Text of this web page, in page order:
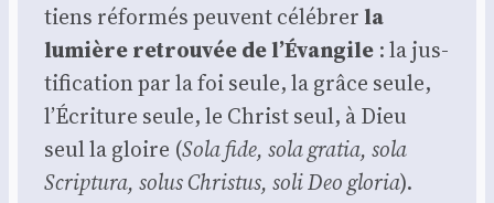
tiens réfor­més peuvent célé­brer la
lumière retrou­vée de l’Évangile : la jus­
ti­fi­ca­tion par la foi seule, la grâce seule,
l’Écriture seule, le Christ seul, à Dieu
seul la gloire (Sola fide, sola gra­tia, sola
Scrip­tu­ra, solus Chris­tus, soli Deo glo­ria).